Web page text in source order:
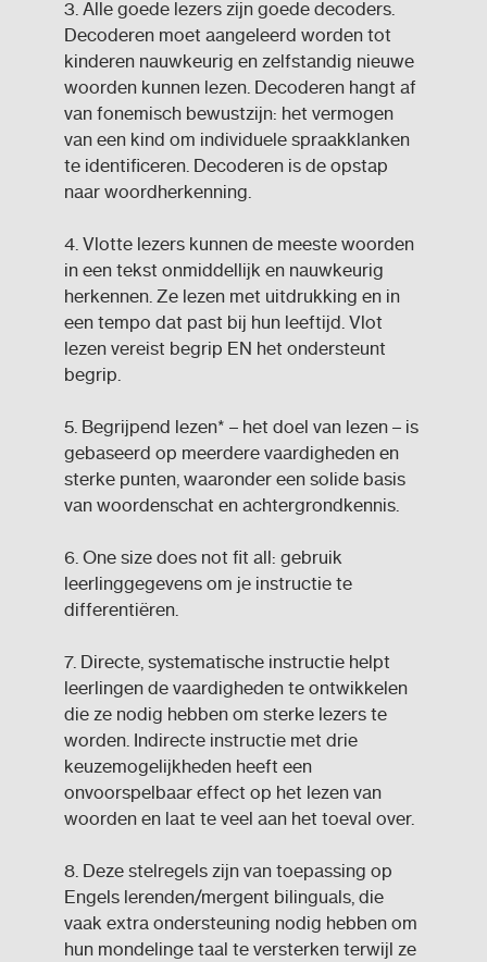
3. Alle goede lezers zijn goede decoders.
Decoderen moet aangeleerd worden tot
kinderen nauwkeurig en zelfstandig nieuwe
woorden kunnen lezen. Decoderen hangt af
van fonemisch bewustzijn: het vermogen
van een kind om individuele spraakklanken
te identificeren. Decoderen is de opstap
naar woordherkenning.
4. Vlotte lezers kunnen de meeste woorden
in een tekst onmiddellijk en nauwkeurig
herkennen. Ze lezen met uitdrukking en in
een tempo dat past bij hun leeftijd. Vlot
lezen vereist begrip EN het ondersteunt
begrip.
5. Begrijpend lezen* – het doel van lezen – is
gebaseerd op meerdere vaardigheden en
sterke punten, waaronder een solide basis
van woordenschat en achtergrondkennis.
6. One size does not fit all: gebruik
leerlinggegevens om je instructie te
differentiëren.
7. Directe, systematische instructie helpt
leerlingen de vaardigheden te ontwikkelen
die ze nodig hebben om sterke lezers te
worden. Indirecte instructie met drie
keuzemogelijkheden heeft een
onvoorspelbaar effect op het lezen van
woorden en laat te veel aan het toeval over.
8. Deze stelregels zijn van toepassing op
Engels lerenden/mergent bilinguals, die
vaak extra ondersteuning nodig hebben om
hun mondelinge taal te versterken terwijl ze